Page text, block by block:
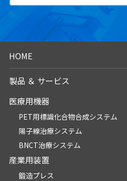
HOME
製品 ＆ サービス
医療用機器
PET用標識化合物合成システム
陽子線治療システム
BNCT治療システム
産業用装置
鍛造プレス